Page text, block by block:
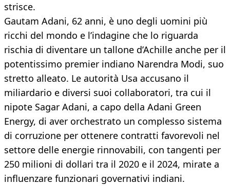
strisce.
Gautam Adani, 62 anni, è uno degli uomini più
ricchi del mondo e l’indagine che lo riguarda
rischia di diventare un tallone d’Achille anche per il
potentissimo premier indiano Narendra Modi, suo
stretto alleato. Le autorità Usa accusano il
miliardario e diversi suoi collaboratori, tra cui il
nipote Sagar Adani, a capo della Adani Green
Energy, di aver orchestrato un complesso sistema
di corruzione per ottenere contratti favorevoli nel
settore delle energie rinnovabili, con tangenti per
250 milioni di dollari tra il 2020 e il 2024, mirate a
influenzare funzionari governativi indiani.